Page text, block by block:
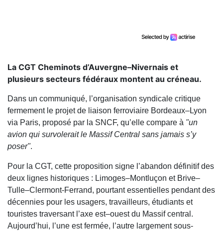
La CGT Cheminots d’Auvergne–Nivernais et
plusieurs secteurs fédéraux montent au créneau.
Dans un communiqué, l’organisation syndicale critique
fermement le projet de liaison ferroviaire Bordeaux–Lyon
via Paris, proposé par la SNCF, qu’elle compare à "un
avion qui survolerait le Massif Central sans jamais s’y
poser".
Pour la CGT, cette proposition signe l’abandon définitif des
deux lignes historiques : Limoges–Montluçon et Brive–
Tulle–Clermont-Ferrand, pourtant essentielles pendant des
décennies pour les usagers, travailleurs, étudiants et
touristes traversant l’axe est–ouest du Massif central.
Aujourd’hui, l’une est fermée, l’autre largement sous-